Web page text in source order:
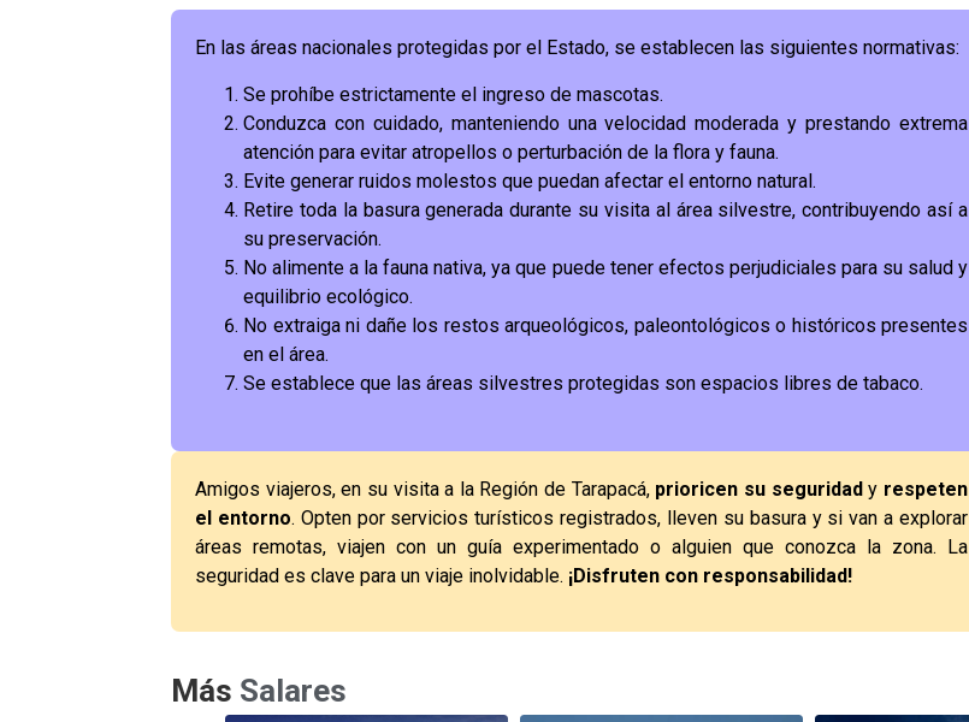
En las áreas nacionales protegidas por el Estado, se establecen las siguientes normativas:
Se prohíbe estrictamente el ingreso de mascotas.
Conduzca con cuidado, manteniendo una velocidad moderada y prestando extrema
atención para evitar atropellos o perturbación de la flora y fauna.
Evite generar ruidos molestos que puedan afectar el entorno natural.
Retire toda la basura generada durante su visita al área silvestre, contribuyendo así a
su preservación.
No alimente a la fauna nativa, ya que puede tener efectos perjudiciales para su salud y
equilibrio ecológico.
No extraiga ni dañe los restos arqueológicos, paleontológicos o históricos presentes
en el área.
Se establece que las áreas silvestres protegidas son espacios libres de tabaco.
Amigos viajeros, en su visita a la Región de Tarapacá, prioricen su seguridady respeten
el entorno. Opten por servicios turísticos registrados, lleven su basura y si van a explorar
áreas remotas, viajen con un guía experimentado o alguien que conozca la zona. La
seguridad es clave para un viaje inolvidable. ¡Disfruten con responsabilidad!
Más Salares